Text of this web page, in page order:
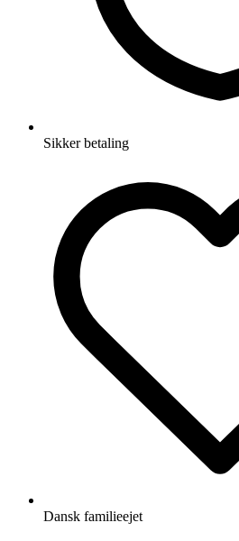
Sikker betaling
Dansk familieejet